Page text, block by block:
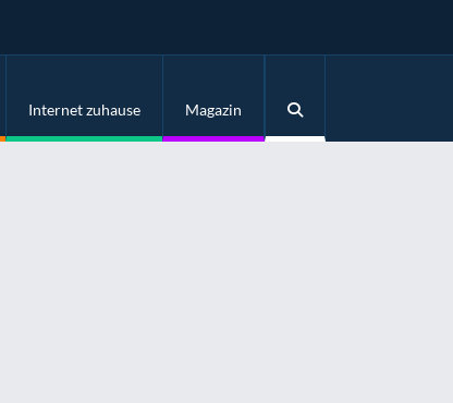
Internet zuhause Magazin